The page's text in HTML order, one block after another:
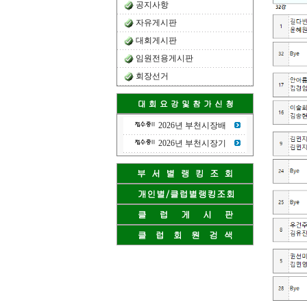
공지사항
자유게시판
대회게시판
임원전용게시판
회장선거
2026년 부천시장배
2026년 부천시장기